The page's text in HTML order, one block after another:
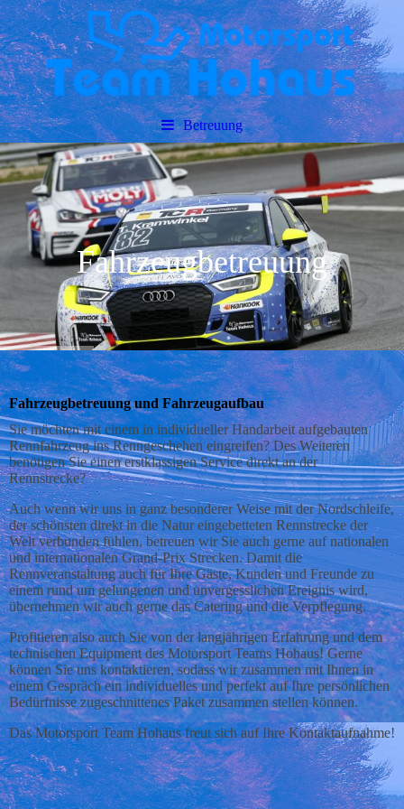
Betreuung
Fahrzeugbetreuung
Fahrzeugbetreuung und Fahrzeugaufbau
Sie möchten mit einem in individueller Handarbeit aufgebauten
Rennfahrzeug ins Renngeschehen eingreifen? Des Weiteren
benötigen Sie einen erstklassigen Service direkt an der
Rennstrecke?
Auch wenn wir uns in ganz besonderer Weise mit der Nordschleife,
der schönsten direkt in die Natur eingebetteten Rennstrecke der
Welt verbunden fühlen, betreuen wir Sie auch gerne auf nationalen
und internationalen Grand-Prix Strecken. Damit die
Rennveranstaltung auch für Ihre Gäste, Kunden und Freunde zu
einem rund um gelungenen und unvergesslichen Ereignis wird,
übernehmen wir auch gerne das Catering und die Verpflegung.
Profitieren also auch Sie von der langjährigen Erfahrung und dem
technischen Equipment des Motorsport Teams Hohaus! Gerne
können Sie uns kontaktieren, sodass wir zusammen mit Ihnen in
einem Gespräch ein individuelles und perfekt auf Ihre persönlichen
Bedürfnisse zugeschnittenes Paket zusammen stellen können.
Das Motorsport Team Hohaus freut sich auf Ihre Kontaktaufnahme!